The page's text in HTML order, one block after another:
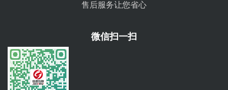
售后服务让您省心
微信扫一扫